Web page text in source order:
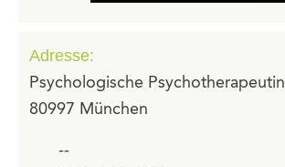
Adresse:
Psychologische Psychotherapeutin
80997 München
--